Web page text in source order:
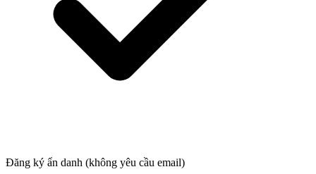
Đăng ký ẩn danh (không yêu cầu email)